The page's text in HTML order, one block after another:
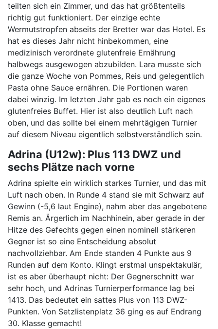
teilten sich ein Zimmer, und das hat größtenteils
richtig gut funktioniert. Der einzige echte
Wermutstropfen abseits der Bretter war das Hotel. Es
hat es dieses Jahr nicht hinbekommen, eine
medizinisch verordnete glutenfreie Ernährung
halbwegs ausgewogen abzubilden. Lara musste sich
die ganze Woche von Pommes, Reis und gelegentlich
Pasta ohne Sauce ernähren. Die Portionen waren
dabei winzig. Im letzten Jahr gab es noch ein eigenes
glutenfreies Buffet. Hier ist also deutlich Luft nach
oben, und das sollte bei einem mehrtägigen Turnier
auf diesem Niveau eigentlich selbstverständlich sein.
Adrina (U12w): Plus 113 DWZ und
sechs Plätze nach vorne
Adrina spielte ein wirklich starkes Turnier, und das mit
Luft nach oben. In Runde 4 stand sie mit Schwarz auf
Gewinn (-5,6 laut Engine), nahm aber das angebotene
Remis an. Ärgerlich im Nachhinein, aber gerade in der
Hitze des Gefechts gegen einen nominell stärkeren
Gegner ist so eine Entscheidung absolut
nachvollziehbar. Am Ende standen 4 Punkte aus 9
Runden auf dem Konto. Klingt erstmal unspektakulär,
ist es aber überhaupt nicht: Der Gegnerschnitt war
sehr hoch, und Adrinas Turnierperformance lag bei
1413. Das bedeutet ein sattes Plus von 113 DWZ-
Punkten. Von Setzlistenplatz 36 ging es auf Endrang
30. Klasse gemacht!